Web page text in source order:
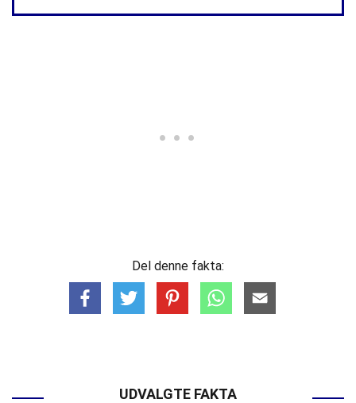
Del denne fakta:
UDVALGTE FAKTA